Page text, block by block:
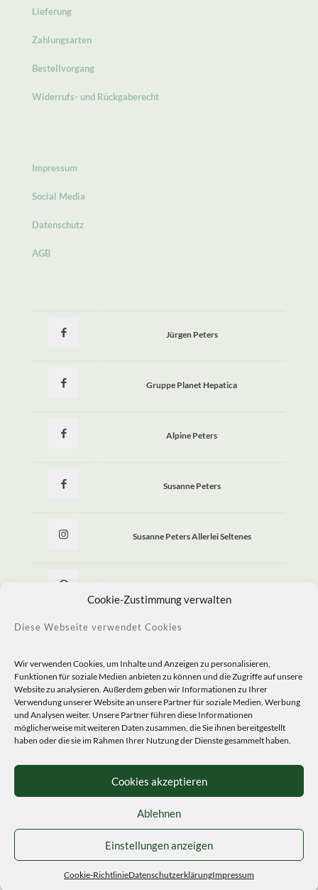
Cookie-Zustimmung verwalten
Diese Webseite verwendet Cookies
Wir verwenden Cookies, um Inhalte und Anzeigen zu personalisieren,
Funktionen für soziale Medien anbieten zu können und die Zugriffe auf unsere
Website zu analysieren. Außerdem geben wir Informationen zu Ihrer
Verwendung unserer Website an unsere Partner für soziale Medien, Werbung
und Analysen weiter. Unsere Partner führen diese Informationen
möglicherweise mit weiteren Daten zusammen, die Sie ihnen bereitgestellt
haben oder die sie im Rahmen Ihrer Nutzung der Dienste gesammelt haben.
Cookies akzeptieren
Ablehnen
Einstellungen anzeigen
Cookie-RichtlinieDatenschutzerklärungImpressum
Lieferung
Zahlungsarten
Bestellvorgang
Widerrufs- und Rückgaberecht
Impressum
Social Media
Datenschutz
AGB
Jürgen Peters
Gruppe Planet Hepatica
Alpine Peters
Susanne Peters
Susanne Peters Allerlei Seltenes
© 2020 Staudengärtnerei Peters. All Rights Reserved.